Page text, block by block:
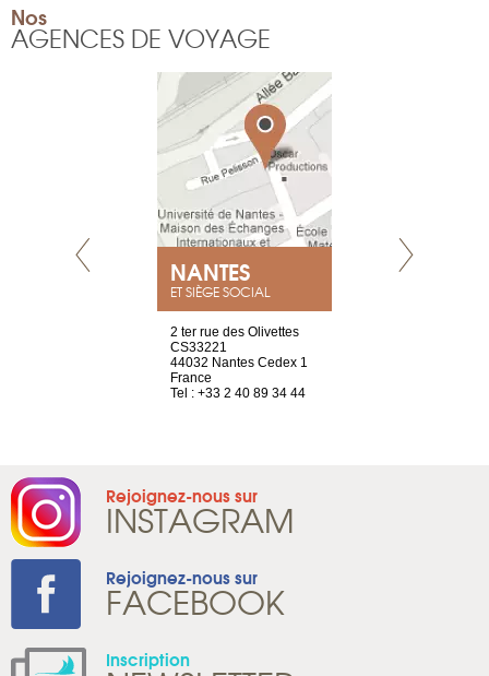
Nos
AGENCES DE VOYAGE
NANTES
ET SIÈGE SOCIAL
2 ter rue des Olivettes
CS33221
44032 Nantes Cedex 1
France
Tel : +33 2 40 89 34 44
Rejoignez-nous sur
INSTAGRAM
Rejoignez-nous sur
FACEBOOK
Inscription